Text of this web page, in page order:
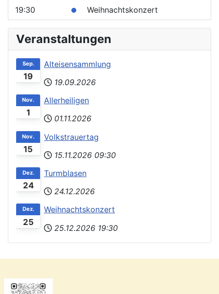
19:30 Weihnachtskonzert
Veranstaltungen
19
Sep.
Alteisensammlung
19.09.2026
1
Nov.
Allerheiligen
01.11.2026
15
Nov.
Volkstrauertag
15.11.2026 09:30
24
Dez.
Turmblasen
24.12.2026
25
Dez.
Weihnachtskonzert
25.12.2026 19:30